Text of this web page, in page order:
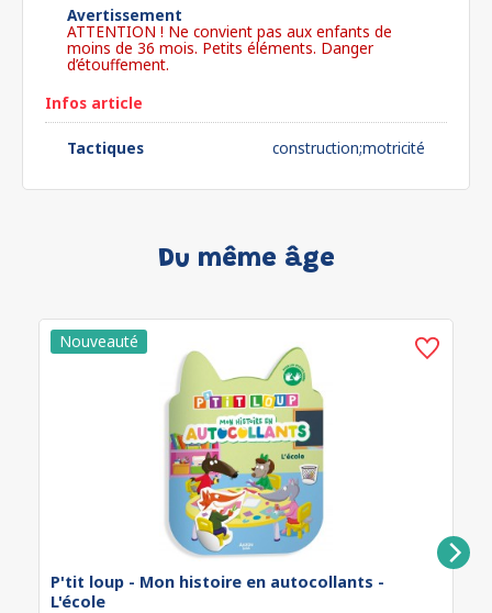
Avertissement
ATTENTION ! Ne convient pas aux enfants de
moins de 36 mois. Petits éléments. Danger
d’étouffement.
Infos article
Tactiques construction;motricité
Du même âge
P'tit loup - Mon histoire en autocollants -
L'école